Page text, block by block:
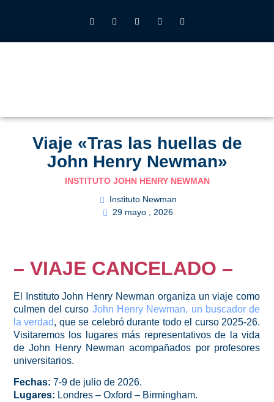
Viaje «Tras las huellas de
John Henry Newman»
INSTITUTO JOHN HENRY NEWMAN
Instituto Newman
29 mayo , 2026
– VIAJE CANCELADO –
El Instituto John Henry Newman organiza un viaje como
culmen del curso John Henry Newman, un buscador de
la verdad, que se celebró durante todo el curso 2025-26.
Visitaremos los lugares más representativos de la vida
de John Henry Newman acompañados por profesores
universitarios.
Fechas: 7-9 de julio de 2026.
Lugares: Londres – Oxford – Birmingham.